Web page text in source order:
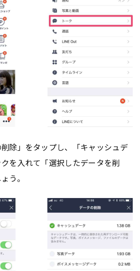
除」をタップし、「キャッシュデ
を入れて「選択したデータを削
う。